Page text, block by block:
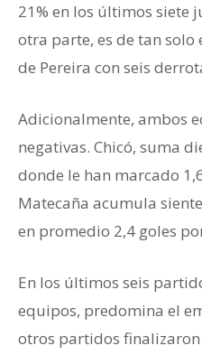
21% en los últimos siete
otra parte, es de tan solo
de Pereira con seis
Adicionalmente, ambos
negativas. Chicó, suma
donde le han marcado
Matecaña acumula
en promedio 2,4 goles
En los últimos seis
equipos, predomina el
otros partidos